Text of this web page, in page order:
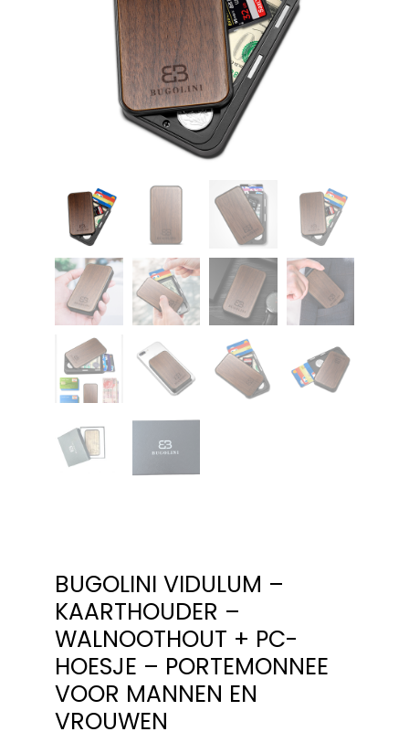
BUGOLINI VIDULUM –
KAARTHOUDER –
WALNOOTHOUT + PC-
HOESJE – PORTEMONNEE
VOOR MANNEN EN
VROUWEN